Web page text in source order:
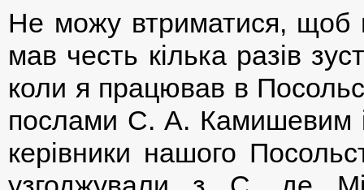
Не можу втриматися, щоб
мав честь кілька разів
коли я працював в
послами С. А. Камишевим
керівники нашого